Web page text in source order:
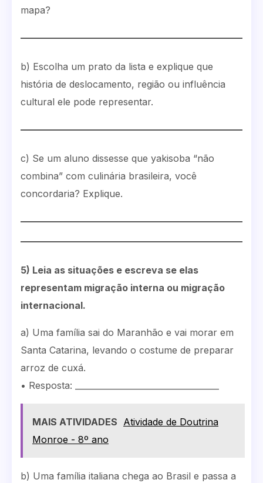
mapa?
b) Escolha um prato da lista e explique que
história de deslocamento, região ou influência
cultural ele pode representar.
c) Se um aluno dissesse que yakisoba “não
combina” com culinária brasileira, você
concordaria? Explique.
5) Leia as situações e escreva se elas
representam migração interna ou migração
internacional.
a) Uma família sai do Maranhão e vai morar em
Santa Catarina, levando o costume de preparar
arroz de cuxá.
• Resposta: ___________________________________
MAIS ATIVIDADES Atividade de Doutrina
Monroe - 8º ano
b) Uma família italiana chega ao Brasil e passa a